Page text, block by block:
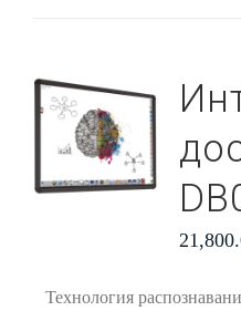
Технология